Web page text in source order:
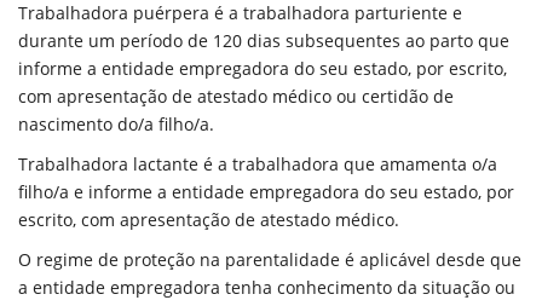
Trabalhadora puérpera é a trabalhadora parturiente e
durante um período de 120 dias subsequentes ao parto que
informe a entidade empregadora do seu estado, por escrito,
com apresentação de atestado médico ou certidão de
nascimento do/a filho/a.
Trabalhadora lactante é a trabalhadora que amamenta o/a
filho/a e informe a entidade empregadora do seu estado, por
escrito, com apresentação de atestado médico.
O regime de proteção na parentalidade é aplicável desde que
a entidade empregadora tenha conhecimento da situação ou